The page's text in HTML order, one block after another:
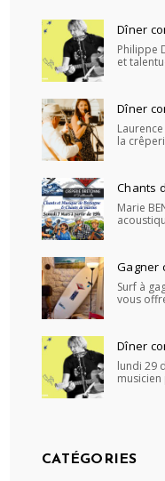
Dîner
Philippe
et
Dîner
la
Chants
Marie
Gagner
Surf à
vous
Dîner
lundi 29
CATÉGORIES